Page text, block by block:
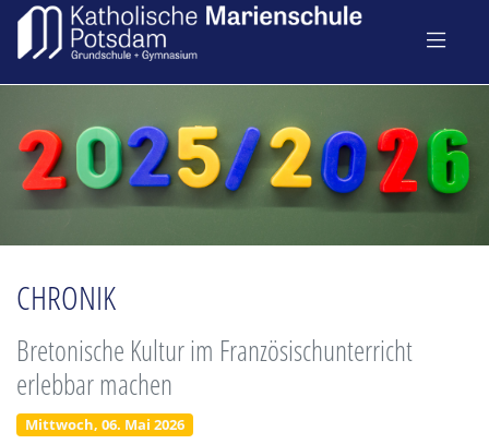
CHRONIK
Bretonische Kultur im Französischunterricht
erlebbar machen
Mittwoch, 06. Mai 2026